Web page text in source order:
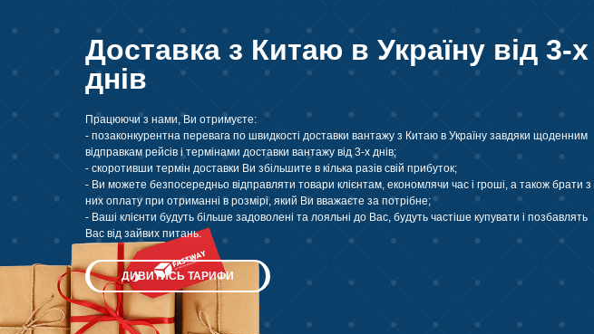
Доставка з Китаю в Україну від 3-х
днів
Працюючи з нами, Ви отримуєте:
- позаконкурентна перевага по швидкості доставки вантажу з Китаю в Україну завдяки щоденним
відправкам рейсів і термінами доставки вантажу від 3-х днів;
- скоротивши термін доставки Ви збільшите в кілька разів свій прибуток;
- Ви можете безпосередньо відправляти товари клієнтам, економлячи час і гроші, а також брати з
них оплату при отриманні в розмірі, який Ви вважаєте за потрібне;
- Ваші клієнти будуть більше задоволені та лояльні до Вас, будуть частіше купувати і позбавлять
Вас від зайвих питань.
ДИВИТИСЬ ТАРИФИ